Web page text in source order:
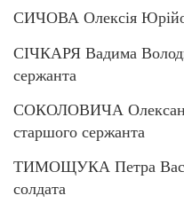
СИЧОВА Олексія
СІЧКАРЯ Вадима
сержанта
СОКОЛОВИЧА
старшого сержанта
ТИМОЩУКА Петра
солдата